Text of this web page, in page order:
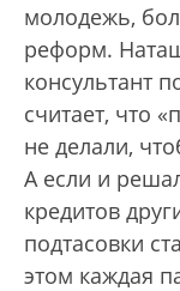
молодежь,
реформ.
консультант
считает, что
не делали,
А если и
кредитов
подтасовки
этом каждая